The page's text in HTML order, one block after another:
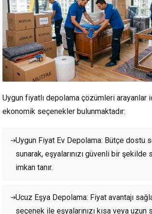
Uygun fiyatlı depolama çözümleri arayanlar
ekonomik seçenekler bulunmaktadır:
Uygun Fiyat Ev Depolama: Bütçe dostu
sunarak, eşyalarınızı güvenli bir şekilde
imkan tanır.
Ucuz Eşya Depolama: Fiyat avantajı
seçenek ile eşyalarınızı kısa veya uzun